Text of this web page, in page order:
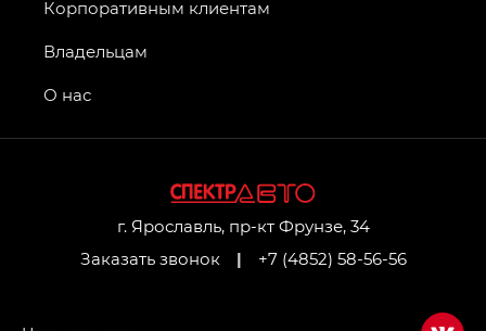
GT, Джи Эль — GL
GS4 — Джи Эс 4 (GS4) в комплектациях Джи Би
привод — GB AWD, Джи Эль Полный привод —
Джи Ти — GT, Джи Икс — GX,
Джи Икс ПРЕМИУМ — GX PREMIUM, ЛАУНЖ —
LOUNGE
Empow — Эмпау (Empow) в комплектации
г. Ярославль, пр-кт Фрунзе, 34
Заказать звонок
| +7 (4852) 58-56-56
Корпоративным клиентам
Владельцам
О нас